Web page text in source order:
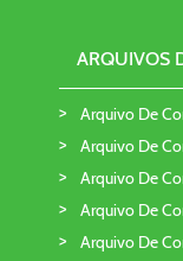
ARQUIVOS
Arquivo De
Arquivo De
Arquivo De
Arquivo De
Arquivo De